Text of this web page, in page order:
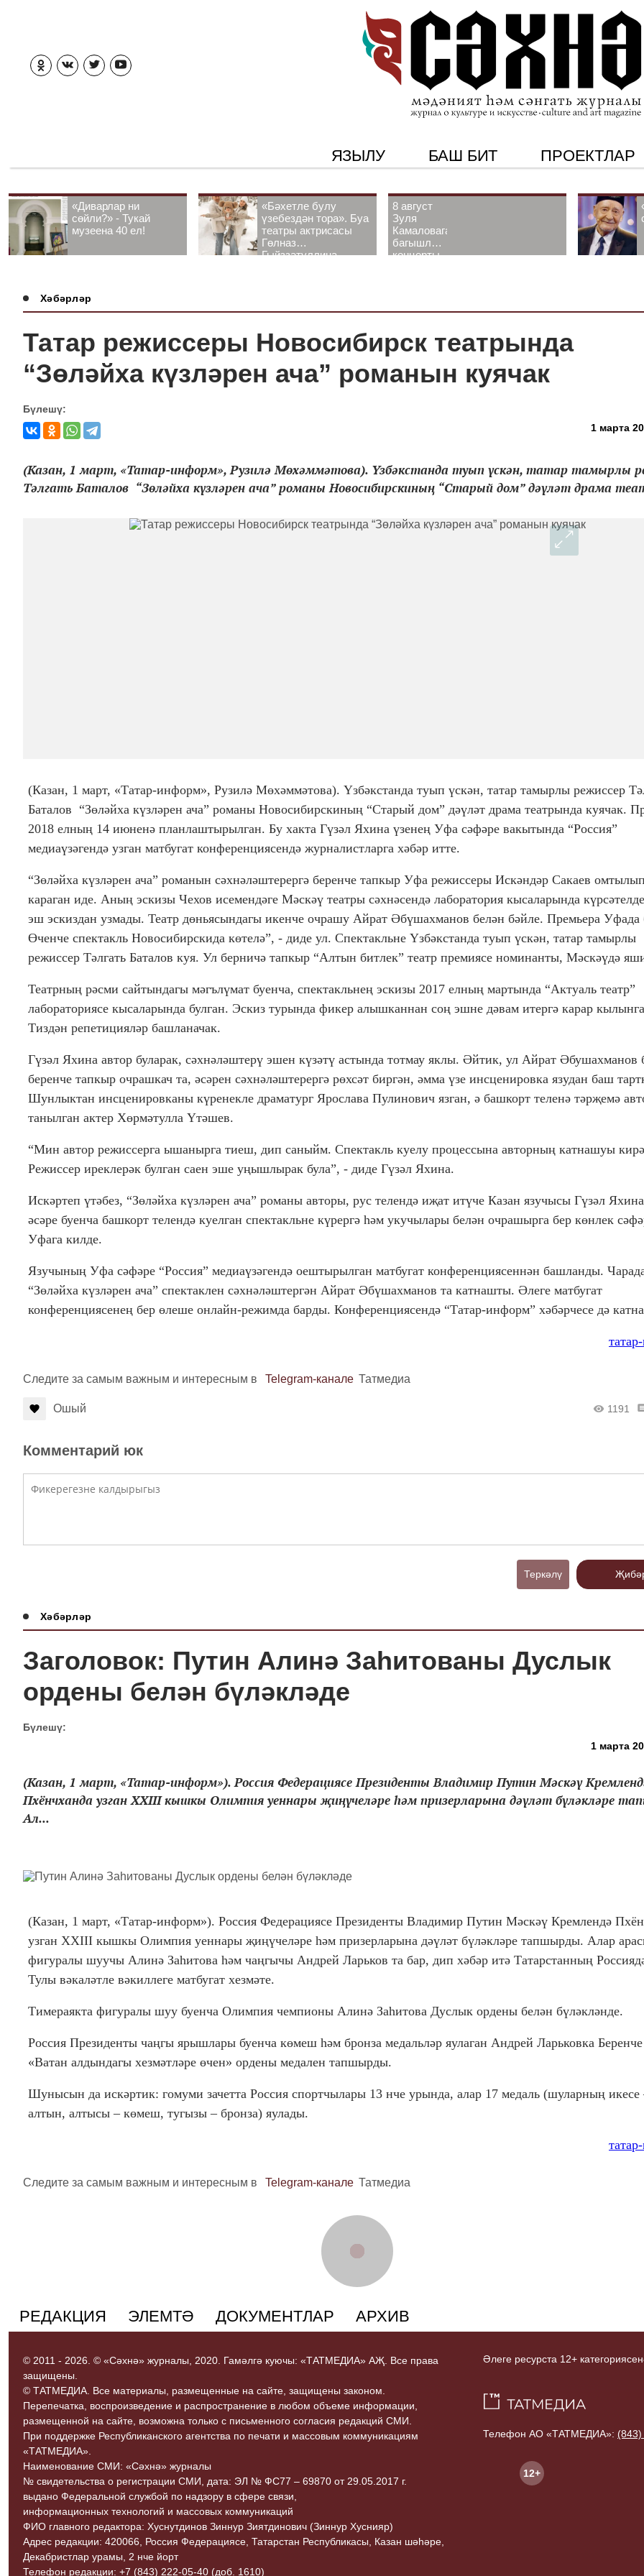
ЯЗЫЛУ БАШ БИТ ПРОЕКТЛАР
«Диварлар ни
сөйли?» - Тукай
музеена 40 ел!
«Бәхетле булу
үзебездән тора». Буа
театры актрисасы
Гөлназ
Гыйззәтуллина-
8 август
Зуля
Камаловага
багышлау
концерты
Хәбәрләр
Татар режиссеры Новосибирск театрында
“Зөләйха күзләрен ача” романын куячак
Бүлешү:
1 марта
(Казан, 1 март, «Татар-информ», Рузилә Мөхәммәтова). Үзбәкстанда туып үскән, татар тамырлы
Тәлгать Баталов “Зөләйха күзләрен ача” романы Новосибирскиның “Старый дом” дәүләт драма
(Казан, 1 март, «Татар-информ», Рузилә Мөхәммәтова). Үзбәкстанда туып үскән, татар тамырлы режиссер
Баталов “Зөләйха күзләрен ача” романы Новосибирскиның “Старый дом” дәүләт драма театрында куячак.
2018 елның 14 июненә планлаштырылган. Бу хакта Гүзәл Яхина үзенең Уфа сәфәре вакытында “Россия”
медиаүзәгендә узган матбугат конференциясендә журналистларга хәбәр итте.
“Зөләйха күзләрен ача” романын сәхнәләштерергә беренче тапкыр Уфа режиссеры Искәндәр Сакаев омтылып
караган иде. Аның эскизы Чехов исемендәге Мәскәү театры сәхнәсендә лаборатория кысаларында
эш эскиздан узмады. Театр дөньясындагы икенче очрашу Айрат Әбүшахманов белән бәйле. Премьера Уфада
Өченче спектакль Новосибирскида көтелә”, - диде ул. Спектакльне Үзбәкстанда туып үскән, татар тамырлы
режиссер Тәлгать Баталов куя. Ул берничә тапкыр “Алтын битлек” театр премиясе номинанты, Мәскәүдә
Театрның рәсми сайтындагы мәгълүмат буенча, спектакльнең эскизы 2017 елның мартында “Актуаль театр”
лабораториясе кысаларында булган. Эскиз турында фикер алышканнан соң эшне дәвам итергә карар
Тиздән репетицияләр башланачак.
Гүзәл Яхина автор буларак, сәхнәләштерү эшен күзәтү астында тотмау яклы. Әйтик, ул Айрат Әбушахманов
беренче тапкыр очрашкач та, әсәрен сәхнәләштерергә рөхсәт биргән, әмма үзе инсценировка язудан баш
Шунлыктан инсценировканы күренекле драматург Ярослава Пулинович язган, ә башкорт теленә тәрҗемә
танылган актер Хөрмәтулла Үтәшев.
“Мин автор режиссерга ышанырга тиеш, дип саныйм. Спектакль куелу процессына авторның катнашуы
Режиссер иреклерәк булган саен эше уңышлырак була”, - диде Гүзәл Яхина.
Искәртеп үтәбез, “Зөләйха күзләрен ача” романы авторы, рус телендә иҗат итүче Казан язучысы Гүзәл
әсәре буенча башкорт телендә куелган спектакльне күрергә һәм укучылары белән очрашырга бер көнлек
Уфага килде.
Язучының Уфа сәфәре “Россия” медиаүзәгендә оештырылган матбугат конференциясеннән башланды.
“Зөләйха күзләрен ача” спектаклен сәхнәләштергән Айрат Әбүшахманов та катнашты. Әлеге матбугат
конференциясенең бер өлеше онлайн-режимда барды. Конференциясендә “Татар-информ” хәбәрчесе дә
Следите за самым важным и интересным в Telegram-канале Татмедиа
Ошый 1191
Комментарий юк
Теркәлү
Хәбәрләр
Заголовок: Путин Алинә Заһитованы Дуслык
ордены белән бүләкләде
Бүлешү:
1 марта
(Казан, 1 март, «Татар-информ»). Россия Федерациясе Президенты Владимир Путин Мәскәү
Пхёнчханда узган XXIII кышкы Олимпия уеннары җиңүчеләре һәм призерларына дәүләт бүләкләре
Ал...
(Казан, 1 март, «Татар-информ»). Россия Федерациясе Президенты Владимир Путин Мәскәү Кремлендә
узган XXIII кышкы Олимпия уеннары җиңүчеләре һәм призерларына дәүләт бүләкләре тапшырды. Алар
фигуралы шуучы Алинә Заһитова һәм чаңгычы Андрей Ларьков та бар, дип хәбәр итә Татарстанның
Тулы вәкаләтле вәкиллеге матбугат хезмәте.
Тимераякта фигуралы шуу буенча Олимпия чемпионы Алинә Заһитова Дуслык ордены белән бүләкләнде.
Россия Президенты чаңгы ярышлары буенча көмеш һәм бронза медальләр яулаган Андрей Ларьковка
«Ватан алдындагы хезмәтләре өчен» ордены медален тапшырды.
Шунысын да искәртик: гомуми зачетта Россия спортчылары 13 нче урында, алар 17 медаль (шуларның икесе
алтын, алтысы – көмеш, тугызы – бронза) яулады.
Следите за самым важным и интересным в Telegram-канале Татмедиа
РЕДАКЦИЯ ЭЛЕМТӘ ДОКУМЕНТЛАР АРХИВ
© 2011 - 2026. © «Сәхнә» журналы, 2020. Гамәлгә куючы: «ТАТМЕДИА» АҖ. Все права
защищены.
© ТАТМЕДИА. Все материалы, размещенные на сайте, защищены законом.
Перепечатка, воспроизведение и распространение в любом объеме информации,
размещенной на сайте, возможна только с письменного согласия редакций СМИ.
При поддержке Республиканского агентства по печати и массовым коммуникациям
«ТАТМЕДИА».
Наименование СМИ: «Сәхнә» журналы
№ свидетельства о регистрации СМИ, дата: ЭЛ № ФС77 – 69870 от 29.05.2017 г.
выдано Федеральной службой по надзору в сфере связи,
информационных технологий и массовых коммуникаций
ФИО главного редактора: Хуснутдинов Зиннур Зиятдинович (Зиннур Хуснияр)
Адрес редакции: 420066, Россия Федерациясе, Татарстан Республикасы, Казан шәһәре,
Декабристлар урамы, 2 нче йорт
Телефон редакции: +7 (843) 222-05-40 (доб. 1610)
Әлеге ресурста 12+
Телефон АО «ТАТМЕДИА»:
12+